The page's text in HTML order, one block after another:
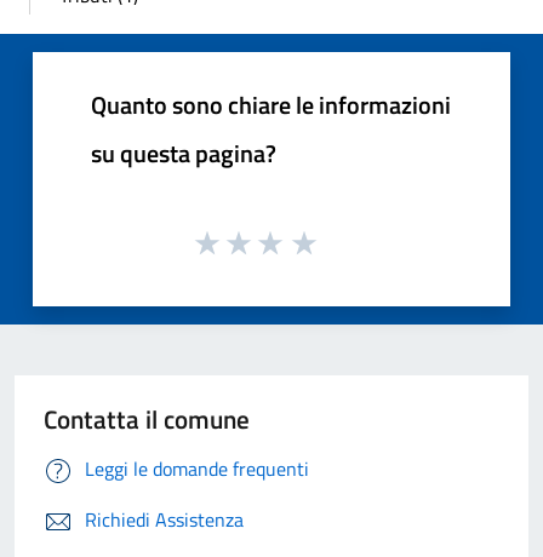
Quanto sono chiare le informazioni
su questa pagina?
Contatta il comune
Leggi le domande frequenti
Richiedi Assistenza